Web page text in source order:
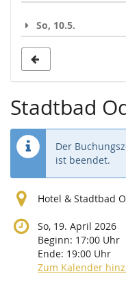
So, 10.5.
Stadtbad
Der
ist beendet.
Hotel & Stadtbad
So, 19. April 2026
Beginn: 17:00 Uhr
Ende: 19:00 Uhr
Zum Kalender